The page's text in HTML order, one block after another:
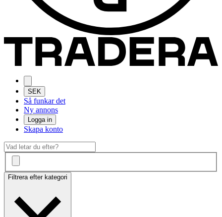
SEK
Så funkar det
Ny annons
Logga in
Skapa konto
Filtrera efter kategori